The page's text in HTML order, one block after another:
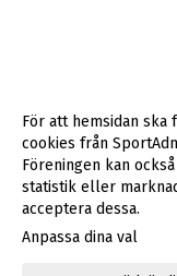
Gå
För att hemsidan ska
cookies från
Föreningen kan
statistik eller
acceptera dessa.
Anpassa dina val